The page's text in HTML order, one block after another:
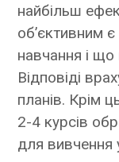
найбільш
об’єктивним
навчання і
Відповіді
планів. Крім
2-4 курсів
для вивчення